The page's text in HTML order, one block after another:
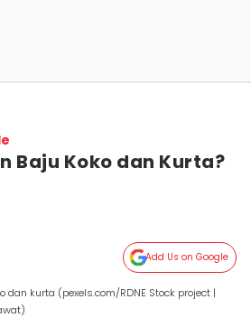
Baju Koko dan Kurta?
Add Us on Google
kurta (pexels.com/RDNE Stock project |